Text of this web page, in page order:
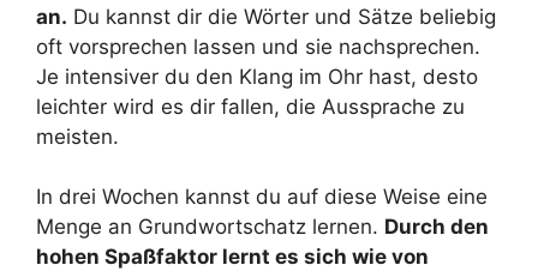
an. Du kannst dir die Wörter und Sätze beliebig
oft vorsprechen lassen und sie nachsprechen.
Je intensiver du den Klang im Ohr hast, desto
leichter wird es dir fallen, die Aussprache zu
meisten.
In drei Wochen kannst du auf diese Weise eine
Menge an Grundwortschatz lernen. Durch den
hohen Spaßfaktor lernt es sich wie von